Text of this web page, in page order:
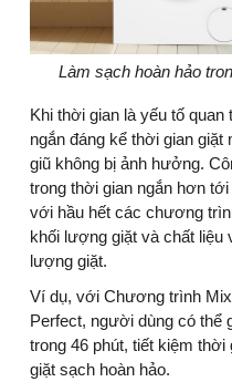
Làm sạch hoàn hảo
Khi thời gian là yếu tố
ngắn đáng kể thời gian giặt
giũ không bị ảnh hưởng.
trong thời gian ngắn hơn
với hầu hết các chương
khối lượng giặt và chất liệu
lượng giặt.
Ví dụ, với Chương trình
Perfect, người dùng có thể
trong 46 phút, tiết kiệm
giặt sạch hoàn hảo.